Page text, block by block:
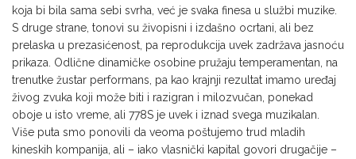
koja bi bila sama sebi svrha, već je svaka finesa u službi muzike.
S druge strane, tonovi su živopisni i izdašno ocrtani, ali bez
prelaska u prezasićenost, pa reprodukcija uvek zadržava jasnoću
prikaza. Odlične dinamičke osobine pružaju temperamentan, na
trenutke žustar performans, pa kao krajnji rezultat imamo uređaj
živog zvuka koji može biti i razigran i milozvučan, ponekad
oboje u isto vreme, ali 778S je uvek i iznad svega muzikalan.
Više puta smo ponovili da veoma poštujemo trud mladih
kineskih kompanija, ali – iako vlasnički kapital govori drugačije –